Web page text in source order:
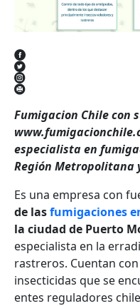
Fumigacion Chile con
especialista en
Región Metropolitana
Es una empresa con
de lasfumigaciones
la ciudad de Puerto
especialista en la
rastreros. Cuentan
insecticidas que se
entes reguladores